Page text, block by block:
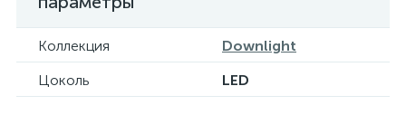
Коллекция
Downlight
Цоколь
LED